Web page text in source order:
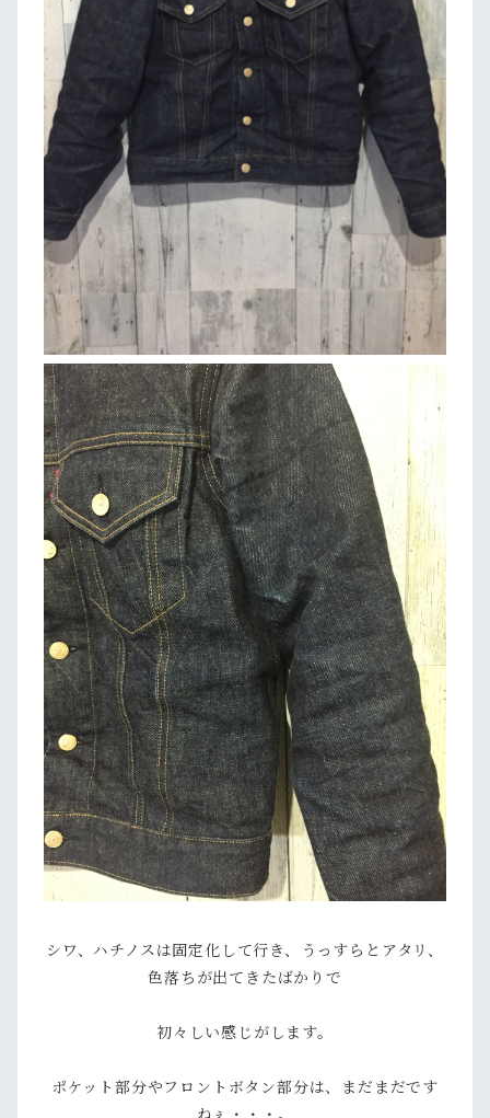
シワ、ハチノスは固定化して行き、うっすらとアタリ、
色落ちが出てきたばかりで
初々しい感じがします。
ポケット部分やフロントボタン部分は、まだまだです